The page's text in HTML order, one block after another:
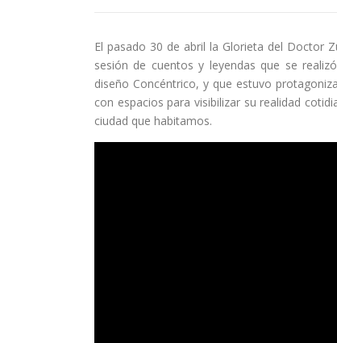
El pasado 30 de abril la Glorieta del Doctor
sesión de cuentos y leyendas que se
diseño Concéntrico, y que estuvo
con espacios para visibilizar su realidad
ciudad que habitamos.